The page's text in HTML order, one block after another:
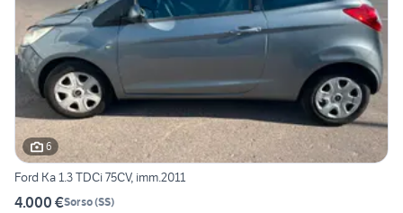
6
Ford Ka 1.3 TDCi 75CV, imm.2011
4.000 €Sorso(SS)